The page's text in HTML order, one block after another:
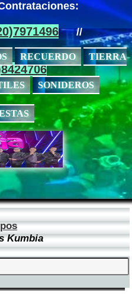
//
RECUERDO TIERRA
SONIDEROS
Kumbia